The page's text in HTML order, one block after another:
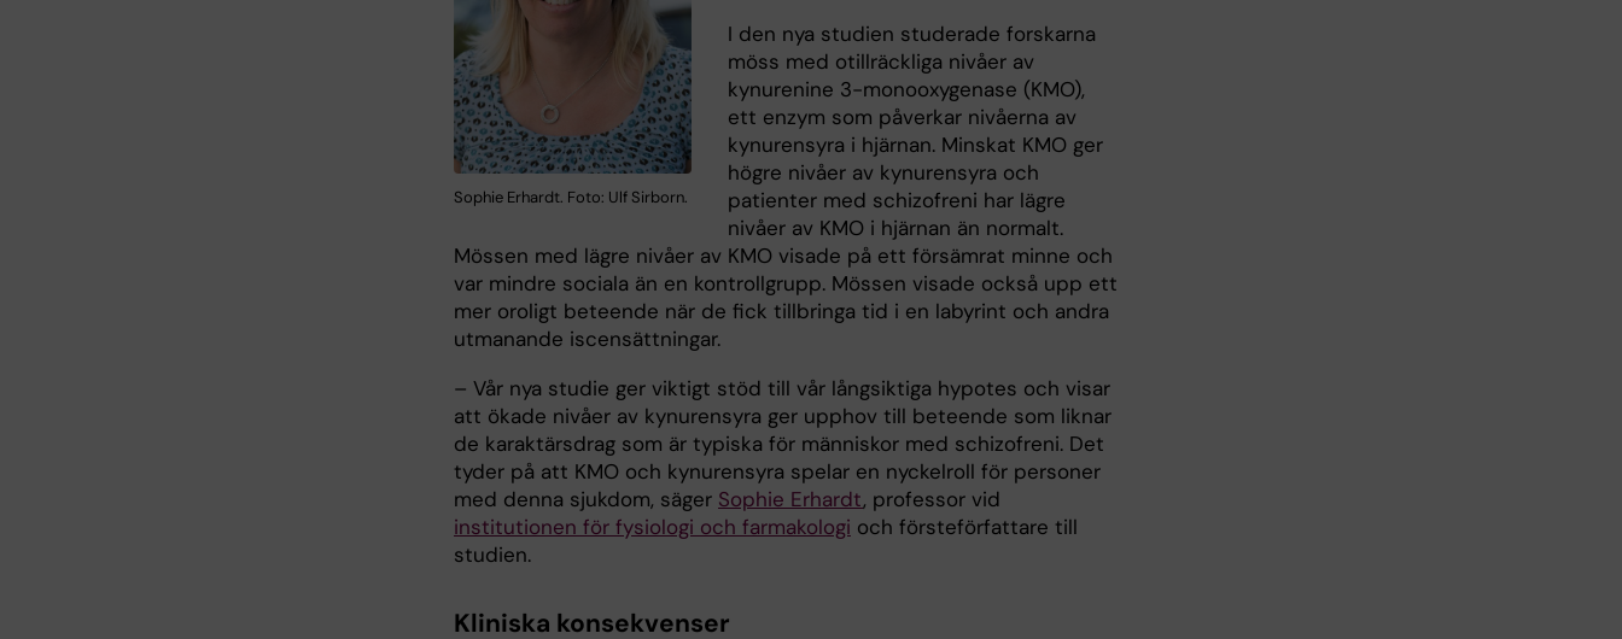
Sophie Erhardt. Foto: Ulf Sirborn.
I den nya studien studerade forskarna
möss med otillräckliga nivåer av
kynurenine 3-monooxygenase (KMO),
ett enzym som påverkar nivåerna av
kynurensyra i hjärnan. Minskat KMO ger
högre nivåer av kynurensyra och
patienter med schizofreni har lägre
nivåer av KMO i hjärnan än normalt.
Mössen med lägre nivåer av KMO visade på ett försämrat minne och
var mindre sociala än en kontrollgrupp. Mössen visade också upp ett
mer oroligt beteende när de fick tillbringa tid i en labyrint och andra
utmanande iscensättningar.
– Vår nya studie ger viktigt stöd till vår långsiktiga hypotes och visar
att ökade nivåer av kynurensyra ger upphov till beteende som liknar
de karaktärsdrag som är typiska för människor med schizofreni. Det
tyder på att KMO och kynurensyra spelar en nyckelroll för personer
med denna sjukdom, säger Sophie Erhardt, professor vid
institutionen för fysiologi och farmakologi och försteförfattare till
studien.
Kliniska konsekvenser